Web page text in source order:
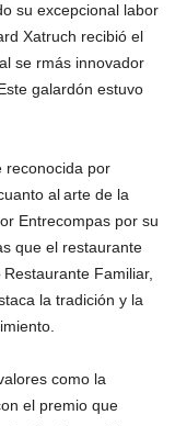
su excepcional labor
Xatruch recibió el
se rmás innovador
galardón estuvo
reconocida por
al arte de la
Entrecompas por su
que el restaurante
Familiar,
la tradición y la
como la
el premio que